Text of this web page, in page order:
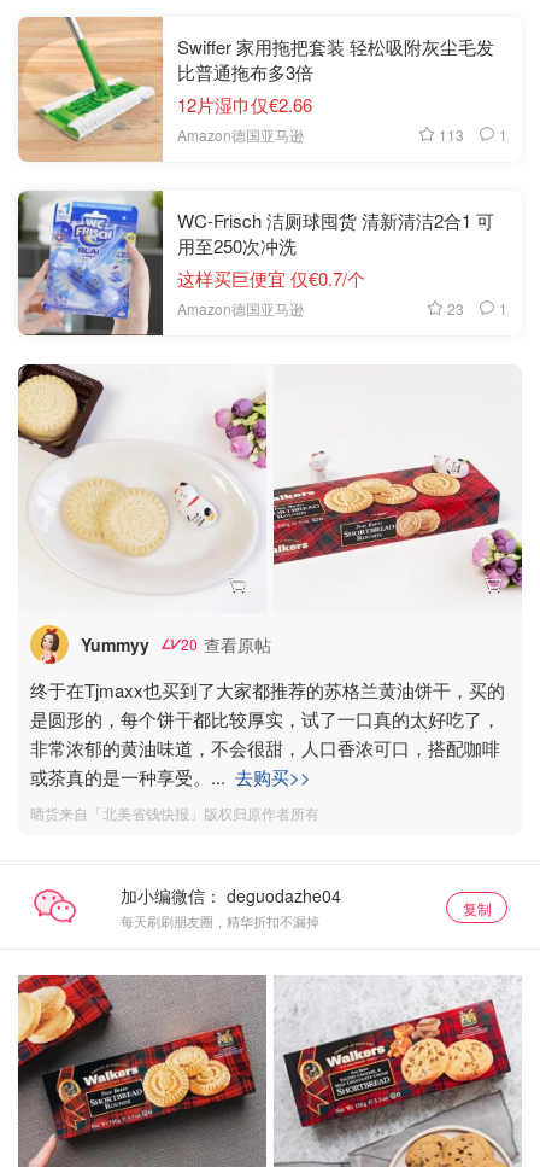
Swiffer 家用拖把套装 轻松吸附灰尘毛发
比普通拖布多3倍
12片湿巾仅€2.66
Amazon德国亚马逊 113 1
WC-Frisch 洁厕球囤货 清新清洁2合1 可
用至250次冲洗
这样买巨便宜 仅€0.7/个
Amazon德国亚马逊 23 1
Yummyy 20 查看原帖
终于在Tjmaxx也买到了大家都推荐的苏格兰黄油饼干，买的
是圆形的，每个饼干都比较厚实，试了一口真的太好吃了，
非常浓郁的黄油味道，不会很甜，人口香浓可口，搭配咖啡
或茶真的是一种享受。 ... 去购买>>
晒货来自「北美省钱快报」版权归原作者所有
加小编微信：
每天刷刷朋友圈，精华折扣不漏掉
复制